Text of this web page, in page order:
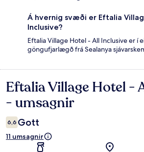
Á hvernig svæði er Eftalia
Inclusive?
Eftalia Village Hotel - All Inclusive er í
göngufjarlægð frá Sealanya
Umsagnir
Eftalia Village Hotel -
- umsagnir
6,6 Gott
11 umsagnir